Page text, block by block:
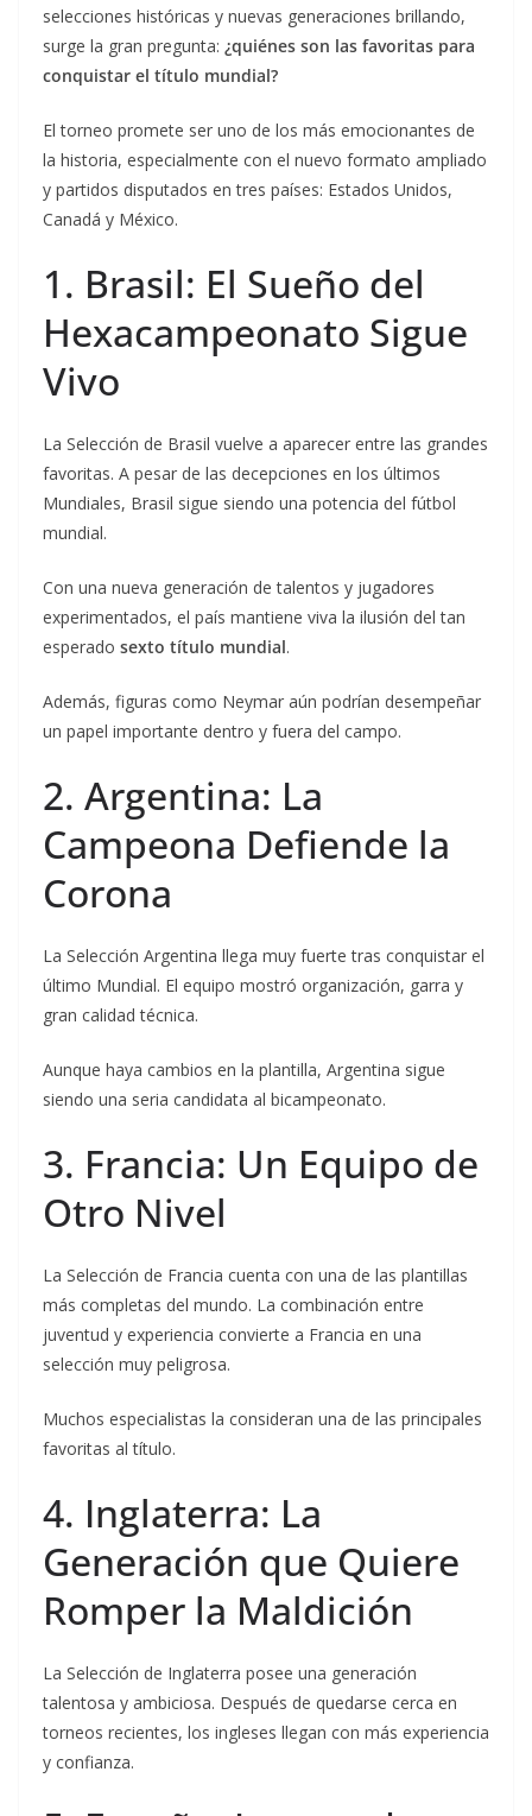
selecciones históricas y nuevas generaciones brillando,
surge la gran pregunta: ¿quiénes son las favoritas para
conquistar el título mundial?
El torneo promete ser uno de los más emocionantes de
la historia, especialmente con el nuevo formato ampliado
y partidos disputados en tres países: Estados Unidos,
Canadá y México.
1. Brasil: El Sueño del
Hexacampeonato Sigue
Vivo
La Selección de Brasil vuelve a aparecer entre las grandes
favoritas. A pesar de las decepciones en los últimos
Mundiales, Brasil sigue siendo una potencia del fútbol
mundial.
Con una nueva generación de talentos y jugadores
experimentados, el país mantiene viva la ilusión del tan
esperado sexto título mundial.
Además, figuras como Neymar aún podrían desempeñar
un papel importante dentro y fuera del campo.
2. Argentina: La
Campeona Defiende la
Corona
La Selección Argentina llega muy fuerte tras conquistar el
último Mundial. El equipo mostró organización, garra y
gran calidad técnica.
Aunque haya cambios en la plantilla, Argentina sigue
siendo una seria candidata al bicampeonato.
3. Francia: Un Equipo de
Otro Nivel
La Selección de Francia cuenta con una de las plantillas
más completas del mundo. La combinación entre
juventud y experiencia convierte a Francia en una
selección muy peligrosa.
Muchos especialistas la consideran una de las principales
favoritas al título.
4. Inglaterra: La
Generación que Quiere
Romper la Maldición
La Selección de Inglaterra posee una generación
talentosa y ambiciosa. Después de quedarse cerca en
torneos recientes, los ingleses llegan con más experiencia
y confianza.